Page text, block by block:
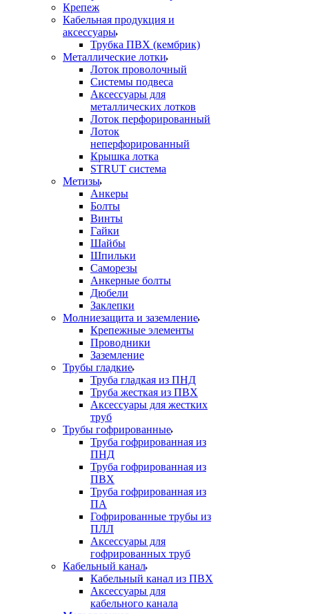
Крепеж
Кабельная продукция и
аксессуары
Трубка ПВХ (кембрик)
Металлические лотки
Лоток проволочный
Системы подвеса
Аксессуары для
металлических лотков
Лоток перфорированный
Лоток
неперфорированный
Крышка лотка
STRUT система
Метизы
Анкеры
Болты
Винты
Гайки
Шайбы
Шпильки
Саморезы
Анкерные болты
Дюбели
Заклепки
Молниезащита и заземление
Крепежные элементы
Проводники
Заземление
Трубы гладкие
Труба гладкая из ПНД
Труба жесткая из ПВХ
Аксессуары для жестких
труб
Трубы гофрированные
Труба гофрированная из
ПНД
Труба гофрированная из
ПВХ
Труба гофрированная из
ПА
Гофрированные трубы из
ПЛЛ
Аксессуары для
гофрированных труб
Кабельный канал
Кабельный канал из ПВХ
Аксессуары для
кабельного канала